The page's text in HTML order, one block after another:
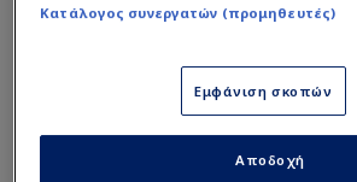
Κατάλογος συνεργατών (προμηθευτές)
Εμφάνιση σκοπών
Αποδοχή